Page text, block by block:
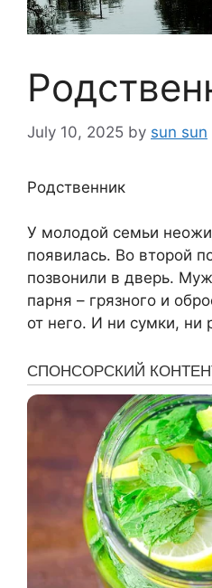
July 10, 2025 by sun sun
Родственник
У молодой семьи
появилась. Во второй
позвонили в дверь.
парня – грязного и
от него. И ни сумки, ни